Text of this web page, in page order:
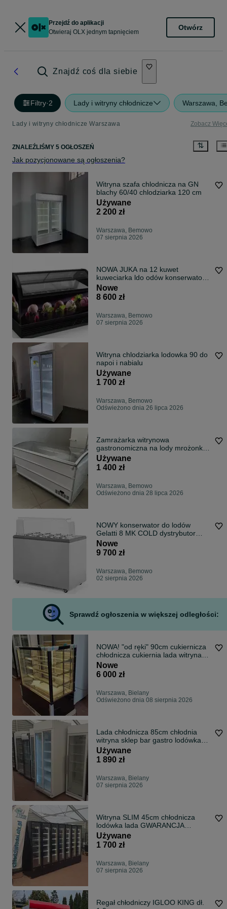
Przejdź do aplikacji
Otwieraj OLX jednym tapnięciem
Otwórz
Znajdź coś dla siebie
Filtry·2 Lady i witryny chłodnicze Warszawa,
Lady i witryny chłodnicze Warszawa Zobacz
ZNALEŹLIŚMY 5 OGŁOSZEŃ
Jak pozycjonowane są ogłoszenia?
Witryna szafa chlodnicza na GN
blachy 60/40 chlodziarka 120 cm
Używane
2 200 zł
Warszawa, Bemowo
07 sierpnia 2026
NOWA JUKA na 12 kuwet
kuweciarka ldo odów konserwator
DOSTAWA zamrażarka do lodów
gałkowych
Nowe
8 600 zł
Warszawa, Bemowo
07 sierpnia 2026
Witryna chlodziarka lodowka 90 do
napoi i nabialu
Używane
1 700 zł
Warszawa, Bemowo
Odświeżono dnia 26 lipca 2026
Zamrażarka witrynowa
gastronomiczna na lody mrożonki
Novum 601
Używane
1 400 zł
Warszawa, Bemowo
Odświeżono dnia 28 lipca 2026
NOWY konserwator do lodów
Gelatti 8 MK COLD dystrybutor
witryna DOSTAWA GRATIS ! MK
KOMI na lody cylindry
Nowe
9 700 zł
Warszawa, Bemowo
02 sierpnia 2026
Sprawdź ogłoszenia w większej odległości:
NOWA! "od ręki" 90cm cukiernicza
chłodnicza cukiernia lada witryna
DOSTAWA cały kraj na ciasta
lodówka cena BRUTTO
Nowe
6 000 zł
Warszawa, Bielany
Odświeżono dnia 08 sierpnia 2026
Lada chłodnicza 85cm chłodnia
witryna sklep bar gastro lodówka
DOSTAWA GWARANCJA
Używane
1 890 zł
Warszawa, Bielany
07 sierpnia 2026
Witryna SLIM 45cm chłodnicza
lodówka lada GWARANCJA
DOSTAWA kraj 48h chłodnia
chłodziarka
Używane
1 700 zł
Warszawa, Bielany
07 sierpnia 2026
Regał chłodniczy IGLOO KING dł.